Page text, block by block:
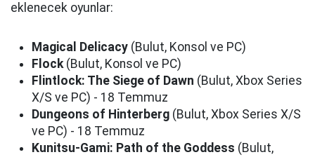
eklenecek oyunlar:
Magical Delicacy (Bulut, Konsol ve PC)
Flock(Bulut, Konsol ve PC)
Flintlock: The Siege of Dawn (Bulut, Xbox Series
X/S ve PC) - 18 Temmuz
Dungeons of Hinterberg (Bulut, Xbox Series X/S
ve PC) - 18 Temmuz
Kunitsu-Gami: Path of the Goddess (Bulut,